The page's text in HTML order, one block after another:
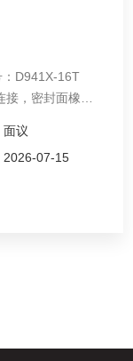
D941X-16T
接，密封面橡
、造纸等工业系
面议
2026-07-15